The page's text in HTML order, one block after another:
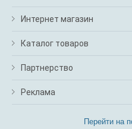
Интернет магазин
Каталог товаров
Партнерство
Реклама
Перейти на